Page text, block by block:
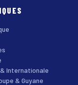
Internationale
& Guyane